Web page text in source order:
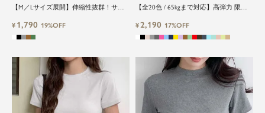
【M／Lサイズ展開】伸縮性抜群！サイ
¥ 1,790 19%OFF
【全20色 / 65kgまで対応】高弾力 限界
¥2,190 17%OFF